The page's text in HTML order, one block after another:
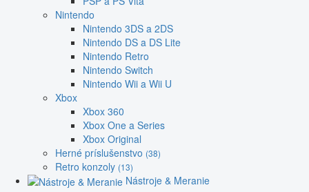
Nintendo
Nintendo 3DS a 2DS
Nintendo DS a DS Lite
Nintendo Retro
Nintendo Switch
Nintendo Wii a Wii U
Xbox
Xbox 360
Xbox One a Series
Xbox Original
Herné príslušenstvo (38)
Retro konzoly (13)
Nástroje & Meranie